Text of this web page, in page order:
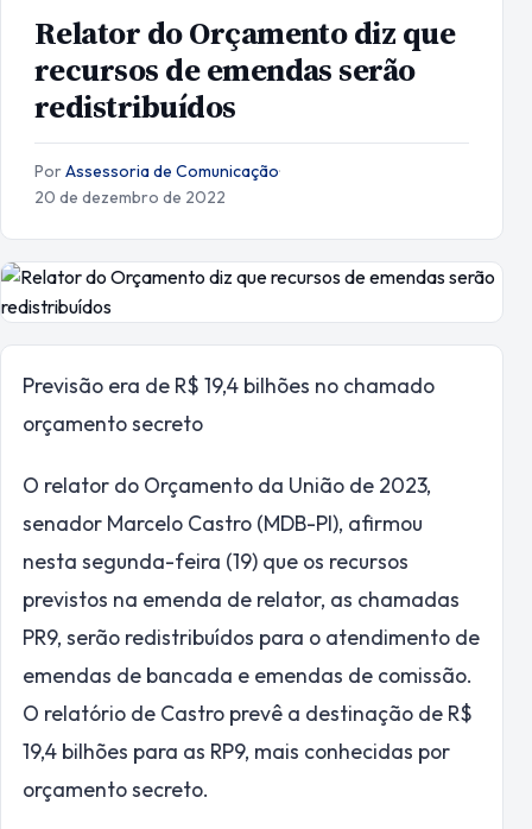
Relator do Orçamento diz que
recursos de emendas serão
redistribuídos
PorAssessoria de Comunicação·
20 de dezembro de 2022
Previsão era de R$ 19,4 bilhões no chamado
orçamento secreto
O relator do Orçamento da União de 2023,
senador Marcelo Castro (MDB-PI), afirmou
nesta segunda-feira (19) que os recursos
previstos na emenda de relator, as chamadas
PR9, serão redistribuídos para o atendimento de
emendas de bancada e emendas de comissão.
O relatório de Castro prevê a destinação de R$
19,4 bilhões para as RP9, mais conhecidas por
orçamento secreto.